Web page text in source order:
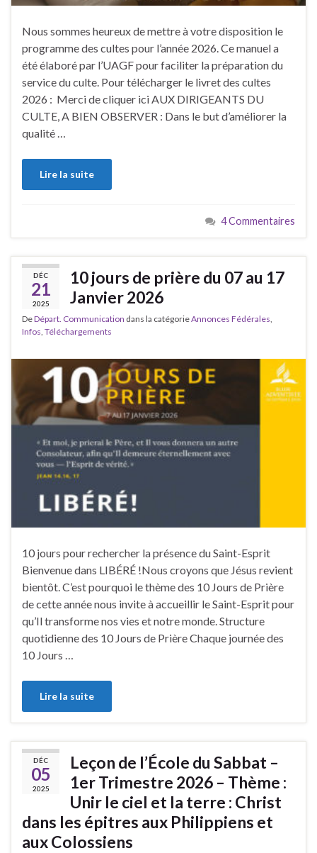
Nous sommes heureux de mettre à votre disposition le
programme des cultes pour l’année 2026. Ce manuel a
été élaboré par l’UAGF pour faciliter la préparation du
service du culte. Pour télécharger le livret des cultes
2026 : Merci de cliquer ici AUX DIRIGEANTS DU
CULTE, A BIEN OBSERVER : Dans le but d’améliorer la
qualité …
Lire la suite
4 Commentaires
DÉC
21
2025
10 jours de prière du 07 au 17
Janvier 2026
DeDépart. Communication dans la catégorieAnnonces Fédérales
Infos Téléchargements
10 jours pour rechercher la présence du Saint-Esprit
Bienvenue dans LIBÉRÉ !Nous croyons que Jésus revient
bientôt. C’est pourquoi le thème des 10 Jours de Prière
de cette année nous invite à accueillir le Saint-Esprit pour
qu’Il transforme nos vies et notre monde. Structure
quotidienne des 10 Jours de Prière Chaque journée des
10 Jours …
Lire la suite
DÉC
05
2025
Leçon de l’École du Sabbat –
1er Trimestre 2026 – Thème :
Unir le ciel et la terre : Christ
dans les épitres aux Philippiens et
aux Colossiens